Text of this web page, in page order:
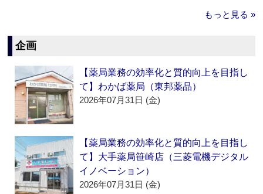
もっと見る »
企画
【薬局業務の効率化と質的向上を目指し
て】わかば薬局（東邦薬品）
2026年07月31日 (金)
【薬局業務の効率化と質的向上を目指し
て】大手薬局笹崎店（三菱電機デジタル
イノベーション）
2026年07月31日 (金)